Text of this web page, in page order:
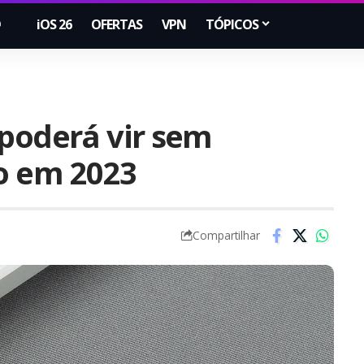
iOS 26 OFERTAS VPN TÓPICOS
vir sem
em 2023
Compartilhar